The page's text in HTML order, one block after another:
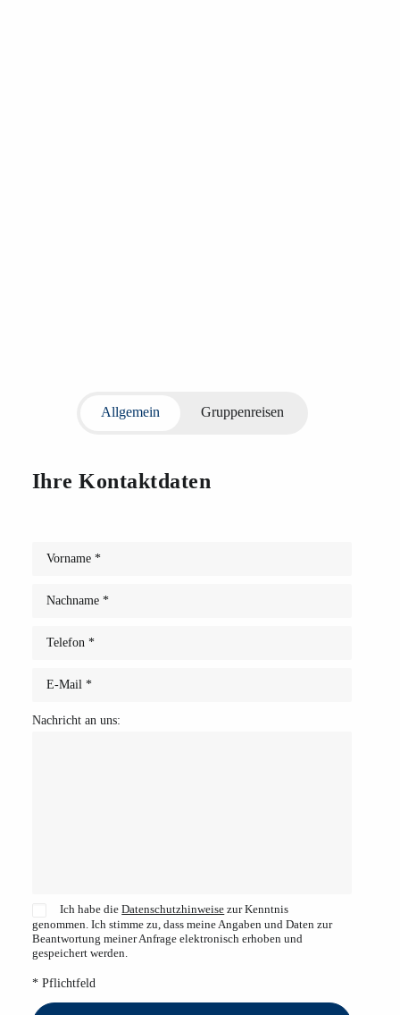
Allgemein Gruppenreisen
Ihre Kontaktdaten
Nachricht an uns:
Ich habe dieDatenschutzhinweise zur Kenntnis
genommen. Ich stimme zu, dass meine Angaben und Daten zur
Beantwortung meiner Anfrage elektronisch erhoben und
gespeichert werden.
* Pflichtfeld